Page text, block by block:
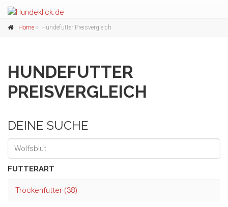
Home Hundefutter Preisvergleich
HUNDEFUTTER
PREISVERGLEICH
DEINE SUCHE
FUTTERART
Trockenfutter (38)